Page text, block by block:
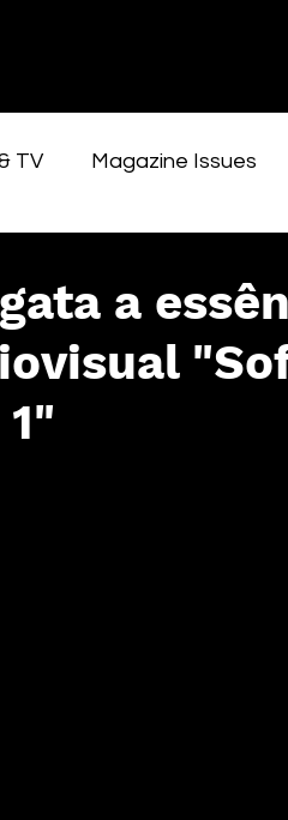
TV Magazine Issues
a